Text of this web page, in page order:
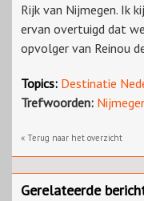
Rijk van Nijmegen. Ik
ervan overtuigd dat
opvolger van Reinou
Topics: Destinatie
Trefwoorden:
« Terug naar het overzicht
Gerelateerde